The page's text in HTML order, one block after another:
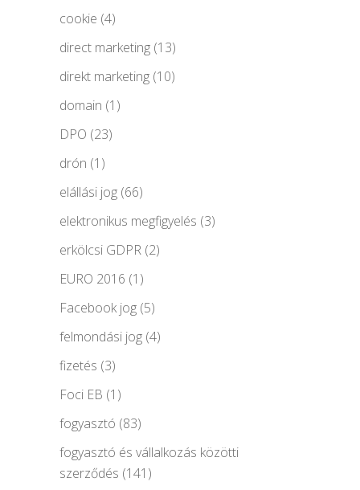
cookie (4)
direct marketing (13)
direkt marketing (10)
domain (1)
DPO (23)
drón (1)
elállási jog (66)
elektronikus megfigyelés (3)
erkölcsi GDPR (2)
EURO 2016 (1)
Facebook jog (5)
felmondási jog (4)
fizetés (3)
Foci EB (1)
fogyasztó (83)
fogyasztó és vállalkozás közötti
szerződés (141)